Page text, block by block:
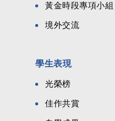
黃金時段專項小組
境外交流
學生表現
光榮榜
佳作共賞